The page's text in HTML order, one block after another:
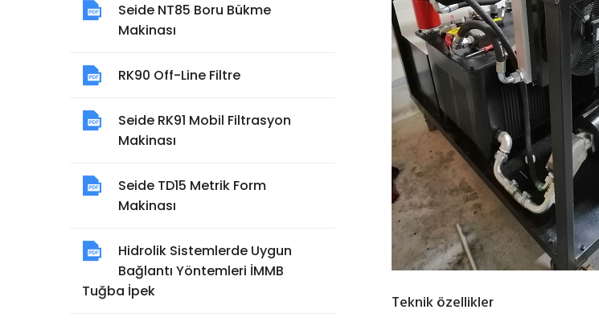
Teknik özellikler
Seide NT85 Boru Bükme
Makinası
RK90 Off-Line Filtre
Seide RK91 Mobil Filtrasyon
Makinası
Seide TD15 Metrik Form
Makinası
Hidrolik Sistemlerde Uygun
Bağlantı Yöntemleri İMMB
Tuğba İpek